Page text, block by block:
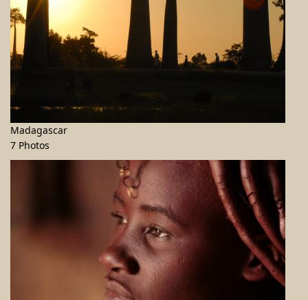
Madagascar
7 Photos